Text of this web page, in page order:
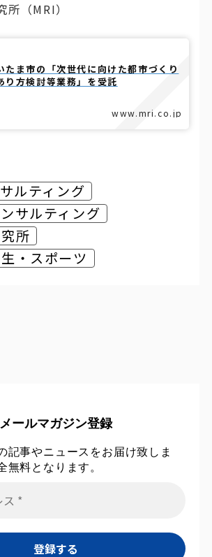
（MRI）
www.mri.co.jp
たま市の「次世代に向けた都市づくり
り方検討等業務」を受託
ルティング
サルティング
所
・スポーツ
メールマガジン登録
記事やニュースをお届け致しま
無料となります。